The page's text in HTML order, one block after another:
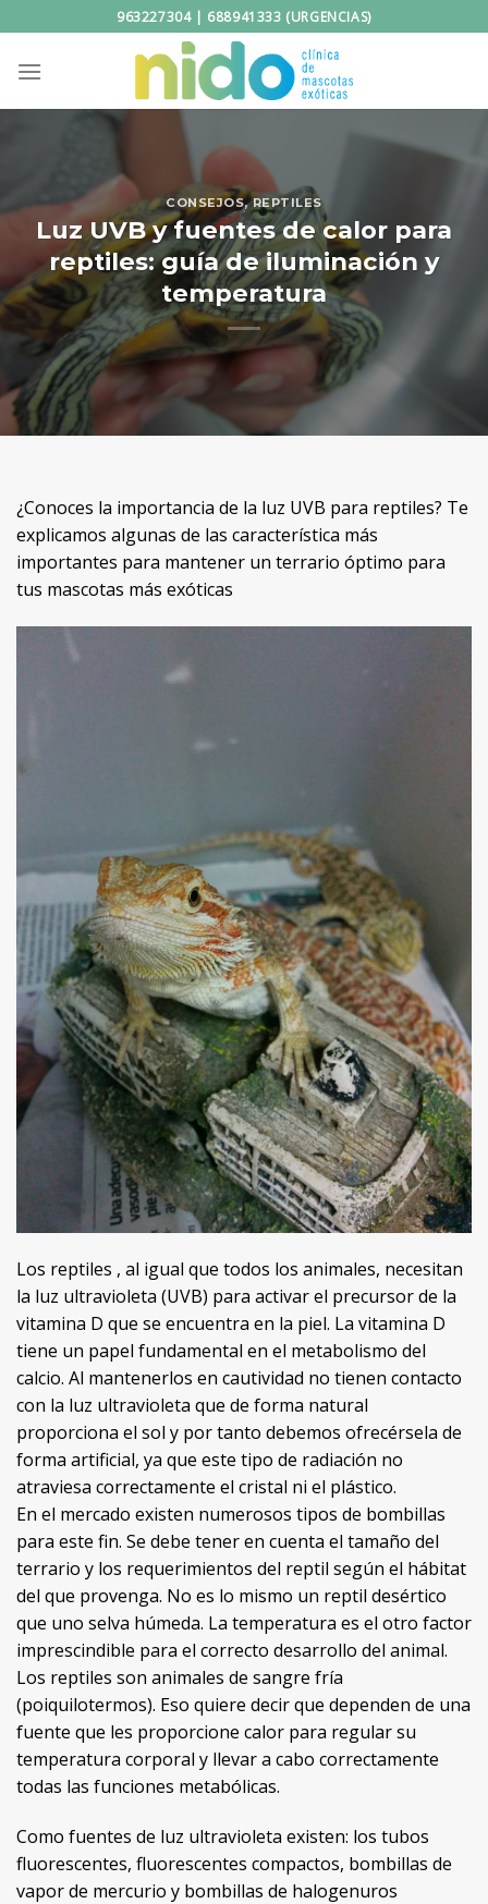
al
contenido
963227304 | 688941333 (URGENCIAS)
CONSEJOS,REPTILES
Luz UVB y fuentes de calor para
reptiles: guía de iluminación y
temperatura
¿Conoces la importancia de la luz UVB para reptiles? Te
explicamos algunas de las característica más
importantes para mantener un terrario óptimo para
tus mascotas más exóticas
Los reptiles , al igual que todos los animales, necesitan
la luz ultravioleta (UVB) para activar el precursor de la
vitamina D que se encuentra en la piel. La vitamina D
tiene un papel fundamental en el metabolismo del
calcio. Al mantenerlos en cautividad no tienen contacto
con la luz ultravioleta que de forma natural
proporciona el sol y por tanto debemos ofrecérsela de
forma artificial, ya que este tipo de radiación no
atraviesa correctamente el cristal ni el plástico.
En el mercado existen numerosos tipos de bombillas
para este fin. Se debe tener en cuenta el tamaño del
terrario y los requerimientos del reptil según el hábitat
del que provenga. No es lo mismo un reptil desértico
que uno selva húmeda. La temperatura es el otro factor
imprescindible para el correcto desarrollo del animal.
Los reptiles son animales de sangre fría
(poiquilotermos). Eso quiere decir que dependen de una
fuente que les proporcione calor para regular su
temperatura corporal y llevar a cabo correctamente
todas las funciones metabólicas.
Como fuentes de luz ultravioleta existen: los tubos
fluorescentes, fluorescentes compactos, bombillas de
vapor de mercurio y bombillas de halogenuros